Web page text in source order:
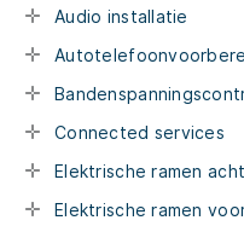
Audio installatie
Connected services
Elektrische ramen
Elektrische ramen